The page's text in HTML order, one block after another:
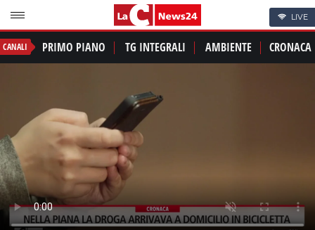
LIVE
CANALI PRIMO PIANO TG INTEGRALI AMBIENTE CRONACA